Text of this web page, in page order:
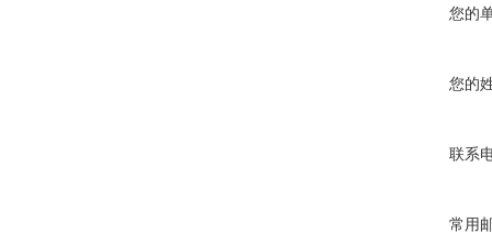
您的
您的
联系
常用